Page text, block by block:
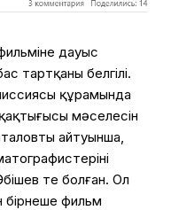
дауыс
тартқаны белгілі.
құрамында
мәселесін
айтуынша,
те болған. Ол
фильм